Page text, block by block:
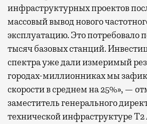
инфраструктурных проектов
массовый вывод нового
эксплуатацию. Это потребовало
тысяч базовых станций.
спектра уже дали измеримый
городах-миллионниках мы
скорости в среднем на 25%», —
заместитель генерального
технической инфраструктуре Т2